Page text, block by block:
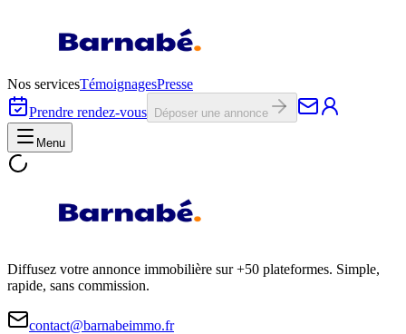
Nos servicesTémoignagesPresse
Prendre rendez-vous
Déposer une annonce
Menu
Diffusez votre annonce immobilière sur +50 plateformes. Simple,
rapide, sans commission.
contact@barnabeimmo.fr